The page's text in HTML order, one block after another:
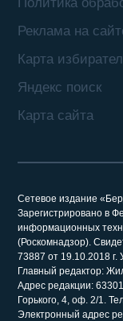
Реклама на
Карта
Яндекс поиск
Карта сайта
Сетевое издание
Зарегистрировано в
информационных
(Роскомнадзор).
73887 от 19.10.2018
Главный редактор:
Адрес редакции:
Горького, 4, оф. 2/1.
Электронный адрес